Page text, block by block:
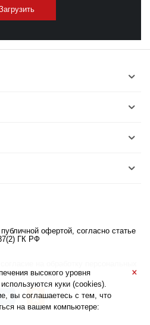
×
высокого уровня
куки (cookies).
вы соглашаетесь с тем, что
на вашем компьютере:
офертой, согласно статье
ГК РФ
данных